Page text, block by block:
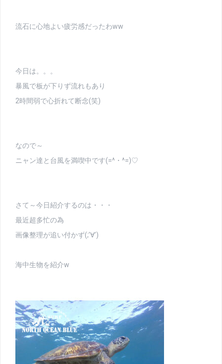
流石に心地よい疲労感だったわww
今日は。。。
暴風で板が下りず流れもあり
2時間弱で心折れて断念(笑)
なので～
ニャン達と台風を満喫中です(=^・^=)♡
さて～今日紹介するのは・・・
最近超多忙の為
画像整理が追い付かず(;’∀’)
海中生物を紹介w